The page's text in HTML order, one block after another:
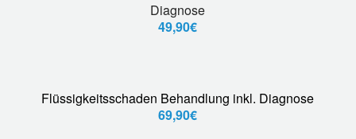
Diagnose
49,90€
Flüssigkeitsschaden Behandlung inkl. Diagnose
69,90€